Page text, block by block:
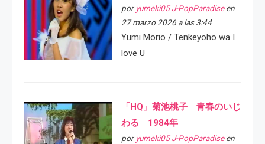
por yumeki05 J-PopParadiseen
27 marzo 2026 a las 3:44
Yumi Morio / Tenkeyoho wa I
love U
「HQ」菊池桃子 青春のいじ
わる 1984年
por yumeki05 J-PopParadiseen